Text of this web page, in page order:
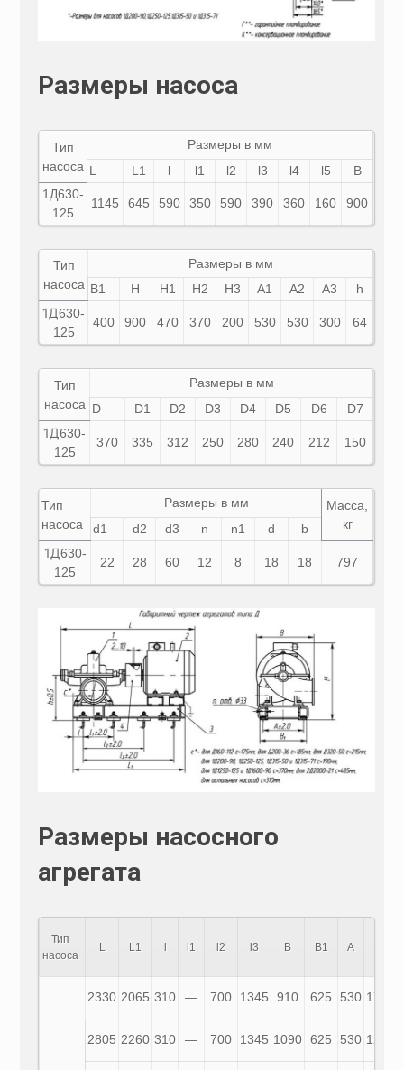
Размеры насоса
Тип
насоса
Размеры в мм
L
L1 l l1 l2 l3 l4 l5
В
1Д630-
125
1145 645 590 350 590 390 360 160 900
Тип
насоса
Размеры в мм
B1
Н H1 H2 H3 A1 A2 A3 h
1Д630-
125
400 900 470 370 200 530 530 300 64
Тип
насоса
Размеры в мм
D
D1 D2 D3 D4 D5 D6 D7
1Д630-
125
370 335 312 250 280 240 212 150
Тип
насоса
Размеры в мм
Масса,
кг
d1 d2 d3 n n1 d b
1Д630-
125
22 28 60 12 8 18 18 797
Размеры насосного
агрегата
Тип
насоса
L L1 l1 l2 l3 B B1 A
2330 2065 310 — 700 1345 910 625 530 1725
2805 2260 310 — 700 1345 1090 625 530 1265